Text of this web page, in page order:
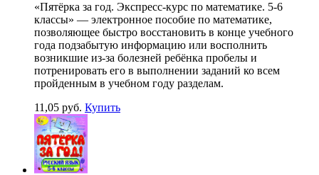
«Пятёрка за год. Экспресс-курс по математике. 5-6
классы» — электронное пособие по математике,
позволяющее быстро восстановить в конце учебного
года подзабытую информацию или восполнить
возникшие из-за болезней ребёнка пробелы и
потренировать его в выполнении заданий ко всем
пройденным в учебном году разделам.
11,05 руб. Купить